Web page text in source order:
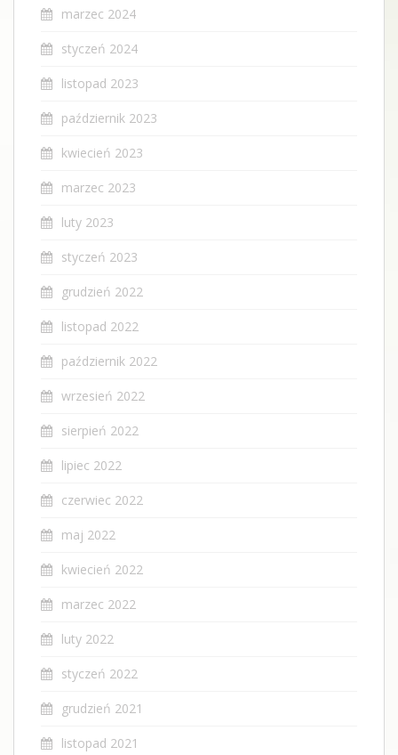
marzec 2024
styczeń 2024
listopad 2023
październik 2023
kwiecień 2023
marzec 2023
luty 2023
styczeń 2023
grudzień 2022
listopad 2022
październik 2022
wrzesień 2022
sierpień 2022
lipiec 2022
czerwiec 2022
maj 2022
kwiecień 2022
marzec 2022
luty 2022
styczeń 2022
grudzień 2021
listopad 2021